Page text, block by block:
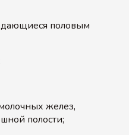
половым
желез,
полости;